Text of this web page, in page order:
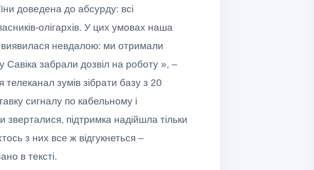
доведена до абсурду: всі
олігархів. У цих умовах наша
невдалою: ми отримали
Савіка забрали дозвіл на роботу », –
телеканал зумів зібрати базу з 20
сигналу по кабельному і
зверталися, підтримка надійшла тільки
з них все ж відгукнеться –
в тексті.